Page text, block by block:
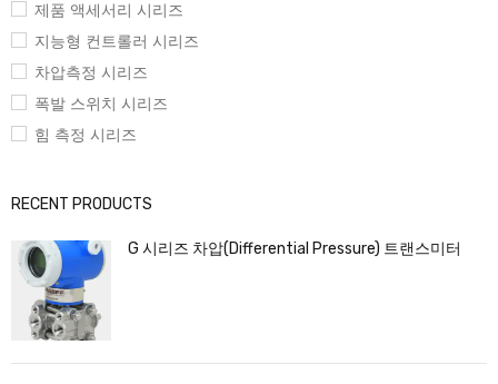
제품 액세서리 시리즈
지능형 컨트롤러 시리즈
차압측정 시리즈
폭발 스위치 시리즈
힘 측정 시리즈
RECENT PRODUCTS
G 시리즈 차압(Differential Pressure) 트랜스미터